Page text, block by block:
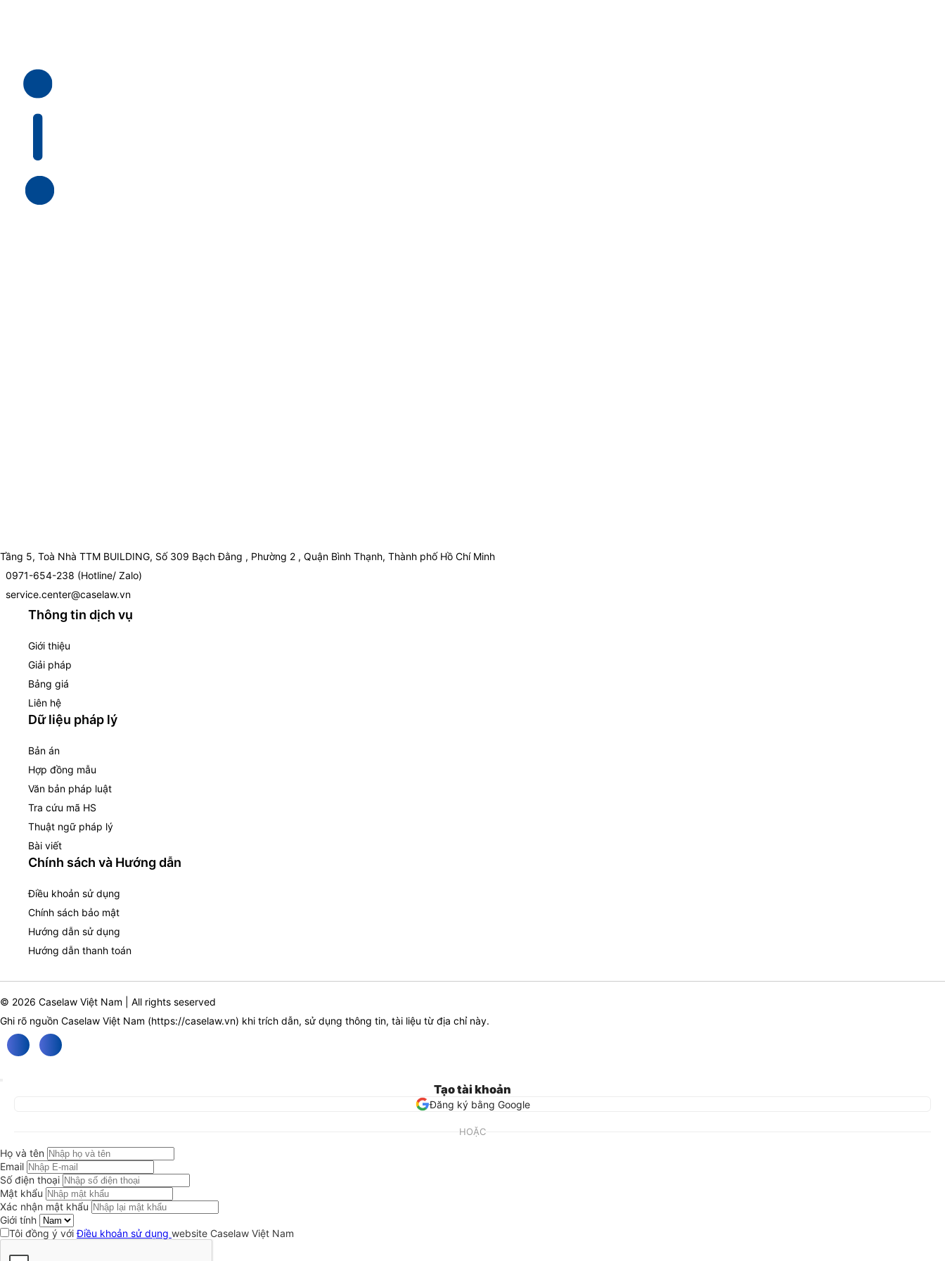
Tầng 5, Toà Nhà TTM BUILDING, Số 309 Bạch Đằng , Phường 2 , Quận Bình Thạnh, Thành phố Hồ Chí Minh
0971-654-238 (Hotline/ Zalo)
service.center@caselaw.vn
Thông tin dịch vụ
Giới thiệu
Giải pháp
Bảng giá
Liên hệ
Dữ liệu pháp lý
Bản án
Hợp đồng mẫu
Văn bản pháp luật
Tra cứu mã HS
Thuật ngữ pháp lý
Bài viết
Chính sách và Hướng dẫn
Điều khoản sử dụng
Chính sách bảo mật
Hướng dẫn sử dụng
Hướng dẫn thanh toán
© 2026 Caselaw Việt Nam | All rights seserved
Ghi rõ nguồn Caselaw Việt Nam (https://caselaw.vn) khi trích dẫn, sử dụng thông tin, tài liệu từ địa chỉ này.
Tạo tài khoản
Đăng ký bằng Google
HOẶC
Họ và tên
Email
Số điện thoại
Mật khẩu
Xác nhận mật khẩu
Giới tính
Tôi đồng ý vớiĐiều khoản sử dụng website Caselaw Việt Nam